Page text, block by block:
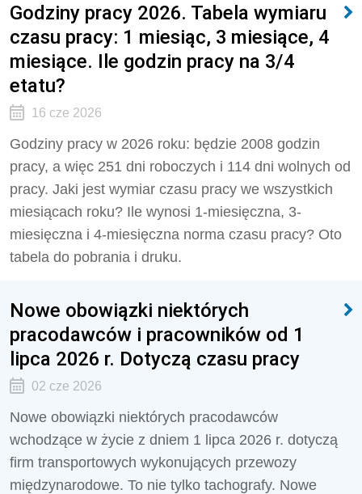
Godziny pracy 2026. Tabela wymiaru
czasu pracy: 1 miesiąc, 3 miesiące, 4
miesiące. Ile godzin pracy na 3/4
etatu?
16 cze 2026
Godziny pracy w 2026 roku: będzie 2008 godzin
pracy, a więc 251 dni roboczych i 114 dni wolnych od
pracy. Jaki jest wymiar czasu pracy we wszystkich
miesiącach roku? Ile wynosi 1-miesięczna, 3-
miesięczna i 4-miesięczna norma czasu pracy? Oto
tabela do pobrania i druku.
Nowe obowiązki niektórych
pracodawców i pracowników od 1
lipca 2026 r. Dotyczą czasu pracy
02 cze 2026
Nowe obowiązki niektórych pracodawców
wchodzące w życie z dniem 1 lipca 2026 r. dotyczą
firm transportowych wykonujących przewozy
międzynarodowe. To nie tylko tachografy. Nowe